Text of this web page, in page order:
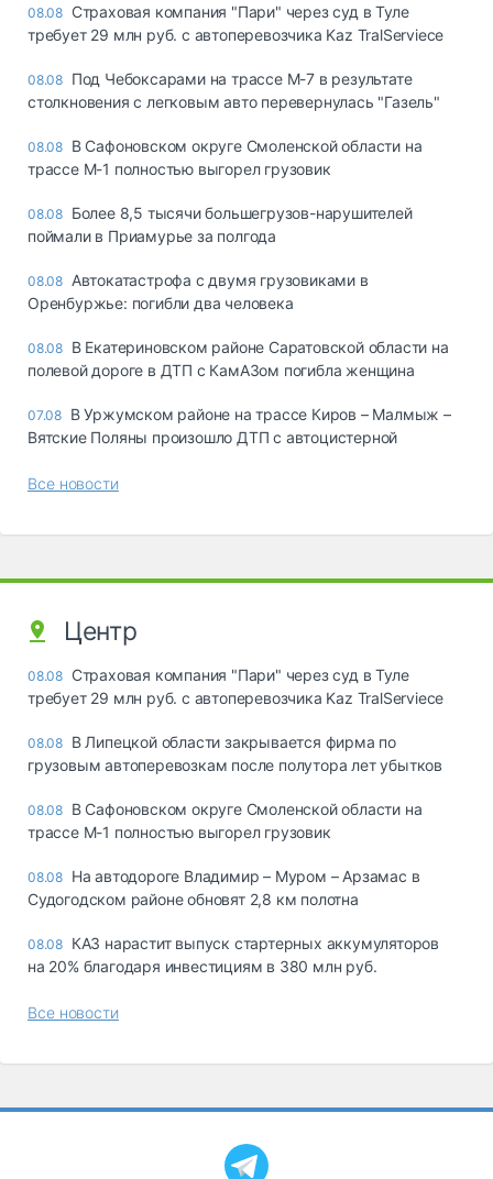
08.08 Страховая компания "Пари" через суд в Туле
требует 29 млн руб. с автоперевозчика Kaz TralServiece
08.08 Под Чебоксарами на трассе М-7 в результате
столкновения с легковым авто перевернулась "Газель"
08.08 В Сафоновском округе Смоленской области на
трассе М-1 полностью выгорел грузовик
08.08 Более 8,5 тысячи большегрузов-нарушителей
поймали в Приамурье за полгода
08.08 Автокатастрофа с двумя грузовиками в
Оренбуржье: погибли два человека
08.08 В Екатериновском районе Саратовской области на
полевой дороге в ДТП с КамАЗом погибла женщина
07.08 В Уржумском районе на трассе Киров – Малмыж –
Вятские Поляны произошло ДТП с автоцистерной
Все новости
Центр
08.08 Страховая компания "Пари" через суд в Туле
требует 29 млн руб. с автоперевозчика Kaz TralServiece
08.08 В Липецкой области закрывается фирма по
грузовым автоперевозкам после полутора лет убытков
08.08 В Сафоновском округе Смоленской области на
трассе М-1 полностью выгорел грузовик
08.08 На автодороге Владимир – Муром – Арзамас в
Судогодском районе обновят 2,8 км полотна
08.08 КАЗ нарастит выпуск стартерных аккумуляторов
на 20% благодаря инвестициям в 380 млн руб.
Все новости